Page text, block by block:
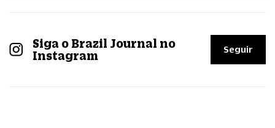
Siga o Brazil Journal no
Instagram
Seguir